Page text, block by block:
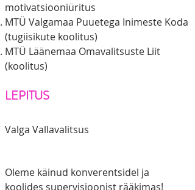
motivatsiooniüritus
MTÜ Valgamaa Puuetega Inimeste Koda
(tugiisikute koolitus)
MTÜ Läänemaa Omavalitsuste Liit
(koolitus)
LEPITUS
Valga Vallavalitsus
Oleme käinud konverentsidel ja
koolides supervisioonist rääkimas!